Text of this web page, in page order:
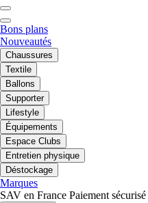
Bons plans
Nouveautés
Chaussures
Textile
Ballons
Supporter
Lifestyle
Équipements
Espace Clubs
Entretien physique
Déstockage
Marques
SAV en France Paiement sécurisé